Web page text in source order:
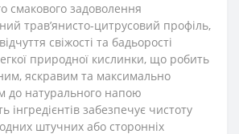
смакового задоволення
трав’янисто-цитрусовий профіль,
свіжості та бадьорості
природної кислинки, що робить
яскравим та максимально
до натурального напою
інгредієнтів забезпечує чистоту
штучних або сторонніх